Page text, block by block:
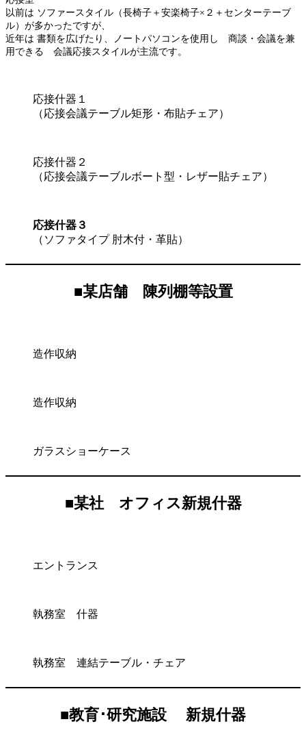
以前は ソファースタイル（長椅子＋安楽椅子×２＋センターテーブ
ル）が多かったですが、
近年は 書類を広げたり、ノートパソコンを使用し 商談・会議を兼
用できる 会議応接スタイルが主流です。
応接什器１
（応接会議テーブル矩形・布貼チェア）
応接什器２
（応接会議テーブルボート型・レザー貼チェア）
応接什器３
（ソファタイプ 肘木付・革貼）
■某店舗 陳列棚等設置
造作収納
造作収納
ガラスショーケース
■某社 オフィス新規什器
エントランス
執務室 什器
執務室 連結テーブル・チェア
■教育･研究施設 新規什器